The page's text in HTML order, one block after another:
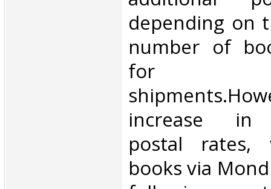
depending on
number of
for
increase in
postal
books via